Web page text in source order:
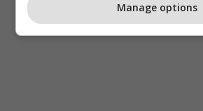
Manage options